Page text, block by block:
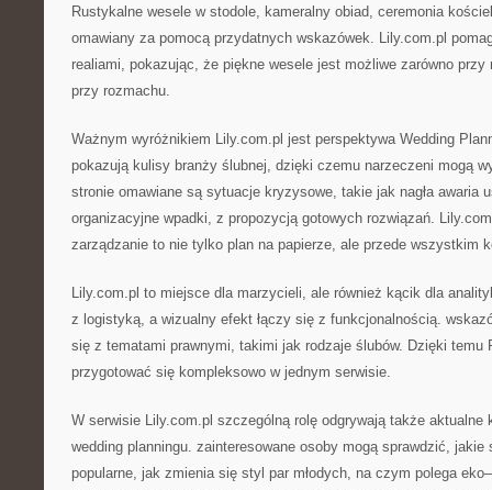
Rustykalne wesele w stodole, kameralny obiad, ceremonia
omawiany za pomocą przydatnych wskazówek. Lily.com.pl
realiami, pokazując, że piękne wesele jest możliwe zarówno
przy rozmachu.
Ważnym wyróżnikiem Lily.com.pl jest perspektywa Wedding
pokazują kulisy branży ślubnej, dzięki czemu narzeczeni mogą
stronie omawiane są sytuacje kryzysowe, takie jak nagła awaria
organizacyjne wpadki, z propozycją gotowych rozwiązań.
zarządzanie to nie tylko plan na papierze, ale przede wszystkim
Lily.com.pl to miejsce dla marzycieli, ale również kącik dla
z logistyką, a wizualny efekt łączy się z funkcjonalnością.
się z tematami prawnymi, takimi jak rodzaje ślubów. Dzięki temu
przygotować się kompleksowo w jednym serwisie.
W serwisie Lily.com.pl szczególną rolę odgrywają także aktualne
wedding planningu. zainteresowane osoby mogą sprawdzić,
popularne, jak zmienia się styl par młodych, na czym polega